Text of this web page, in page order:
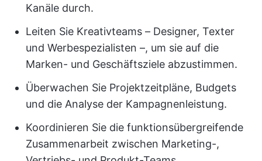
Kanäle durch.
Leiten Sie Kreativteams – Designer, Texter
und Werbespezialisten –, um sie auf die
Marken- und Geschäftsziele abzustimmen.
Überwachen Sie Projektzeitpläne, Budgets
und die Analyse der Kampagnenleistung.
Koordinieren Sie die funktionsübergreifende
Zusammenarbeit zwischen Marketing-,